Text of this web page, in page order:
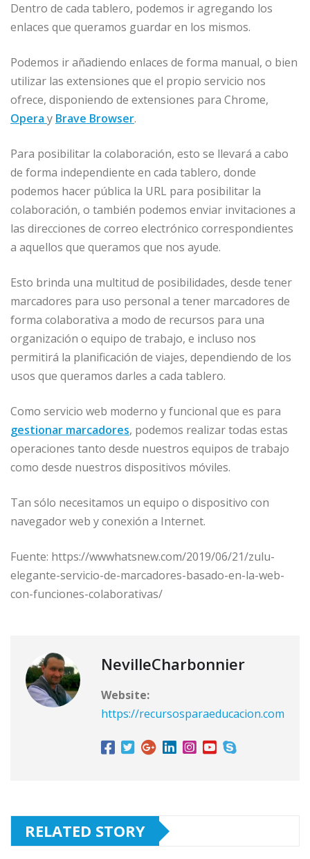
Dentro de cada tablero, podemos ir agregando los
enlaces que queramos guardar en los mismos.
Podemos ir añadiendo enlaces de forma manual, o bien
utilizar las extensiones que el propio servicio nos
ofrece, disponiendo de extensiones para Chrome,
Opera y Brave Browser.
Para posibilitar la colaboración, esto se llevará a cabo
de forma independiente en cada tablero, donde
podemos hacer pública la URL para posibilitar la
colaboración, o también podemos enviar invitaciones a
las direcciones de correo electrónico correspondientes
a aquellos que queramos que nos ayude.
Esto brinda una multitud de posibilidades, desde tener
marcadores para uso personal a tener marcadores de
forma colaborativa a modo de recursos para una
organización o equipo de trabajo, e incluso nos
permitirá la planificación de viajes, dependiendo de los
usos que queramos darles a cada tablero.
Como servicio web moderno y funcional que es para
gestionar marcadores, podemos realizar todas estas
operaciones tanto desde nuestros equipos de trabajo
como desde nuestros dispositivos móviles.
Tan sólo necesitamos un equipo o dispositivo con
navegador web y conexión a Internet.
Fuente: https://wwwhatsnew.com/2019/06/21/zulu-
elegante-servicio-de-marcadores-basado-en-la-web-
con-funciones-colaborativas/
NevilleCharbonnier
Website:
https://recursosparaeducacion.com
RELATED STORY